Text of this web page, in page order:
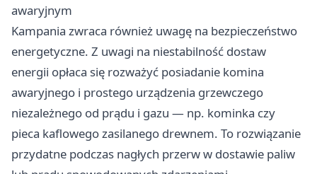
awaryjnym
Kampania zwraca również uwagę na bezpieczeństwo
energetyczne. Z uwagi na niestabilność dostaw
energii opłaca się rozważyć posiadanie komina
awaryjnego i prostego urządzenia grzewczego
niezależnego od prądu i gazu — np. kominka czy
pieca kaflowego zasilanego drewnem. To rozwiązanie
przydatne podczas nagłych przerw w dostawie paliw